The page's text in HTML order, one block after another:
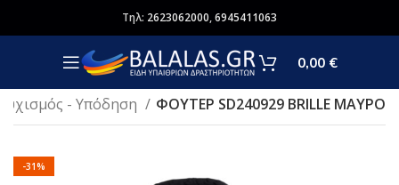
Τηλ: 2623062000,6945411063
0,00 €
- Υπόδηση ΦΟΥΤΕΡ SD240929 BRILLE ΜΑΥΡΟ
-31%